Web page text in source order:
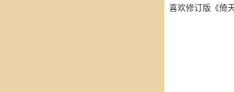
喜欢修订版《倚